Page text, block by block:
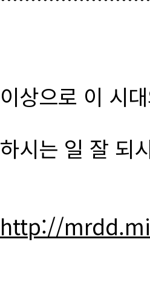
이상으로 이 시
하시는 일 잘 되
http://